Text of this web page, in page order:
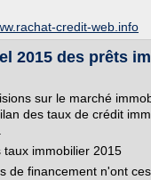
credit-web.info
2015 des prêts
sur le marché
des taux de crédit
taux immobilier 2015
de financement n'ont